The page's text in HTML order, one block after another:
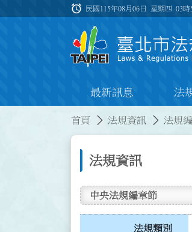
:::
alarm 民國115年08月06日 星期四03時
最新訊息 法
首頁 法規資訊 法規
法規資訊
中央法規編章節
法規類別